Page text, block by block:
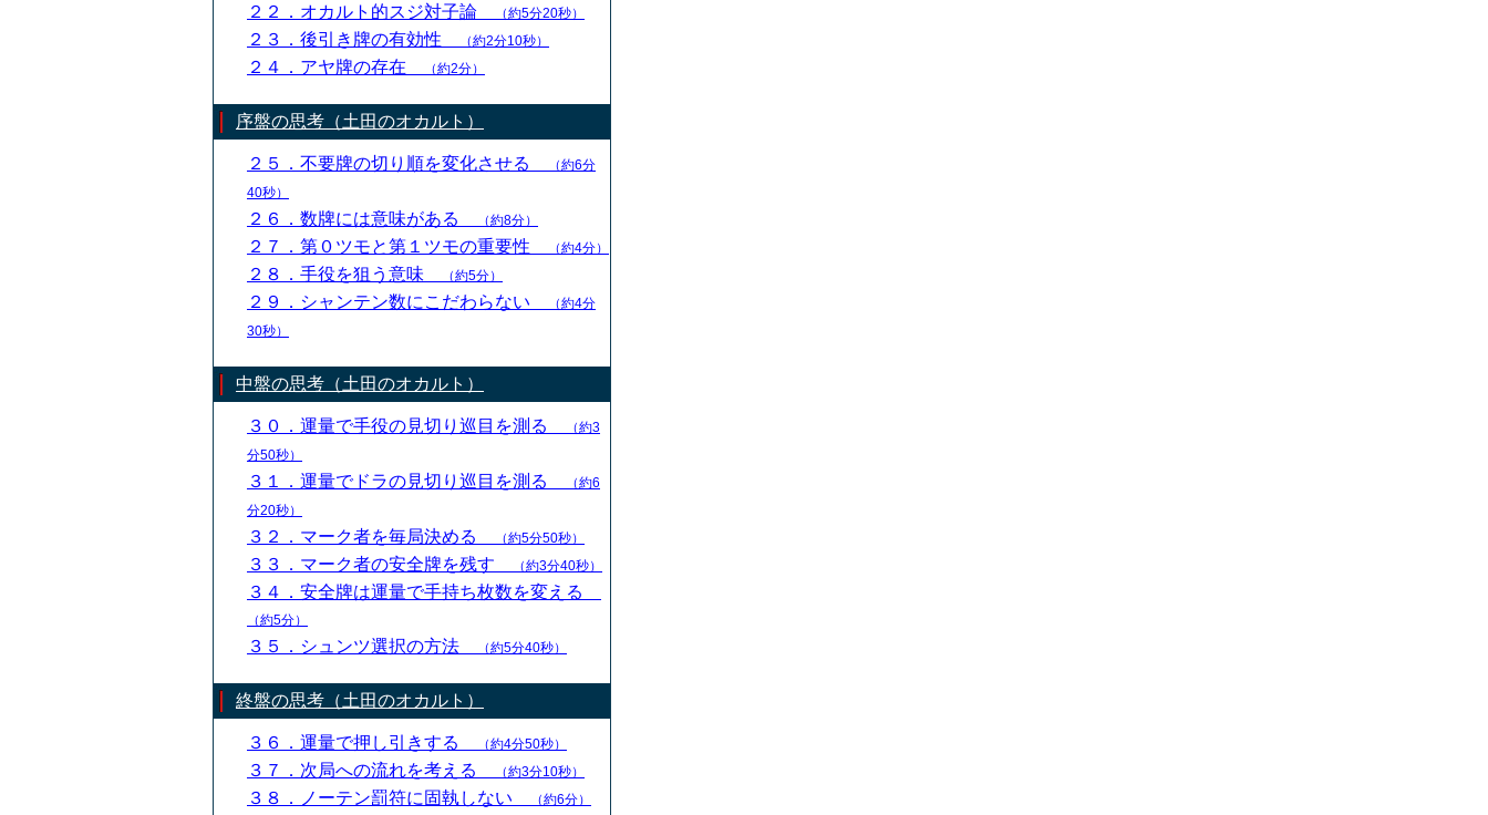
２２．オカルト的スジ対子論 （約5分20秒）
２３．後引き牌の有効性 （約2分10秒）
２４．アヤ牌の存在 （約2分）
序盤の思考（土田のオカルト）
２５．不要牌の切り順を変化させる
（約6分
40秒）
２６．数牌には意味がある （約8分）
２７．第０ツモと第１ツモの重要性 （約4分）
２８．手役を狙う意味 （約5分）
２９．シャンテン数にこだわらない
（約4分
30秒）
中盤の思考（土田のオカルト）
３０．運量で手役の見切り巡目を測る
（約3
分50秒）
３１．運量でドラの見切り巡目を測る
（約6
分20秒）
３２．マーク者を毎局決める （約5分50秒）
３３．マーク者の安全牌を残す （約3分40秒）
３４．安全牌は運量で手持ち枚数を変える
（約5分）
３５．シュンツ選択の方法 （約5分40秒）
終盤の思考（土田のオカルト）
３６．運量で押し引きする （約4分50秒）
３７．次局への流れを考える （約3分10秒）
３８．ノーテン罰符に固執しない （約6分）